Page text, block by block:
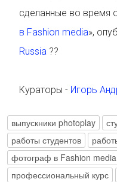
сделанные во время
в Fashion media»,
Russia ??
Кураторы - Игорь
выпускники photoplay
работы студентов
фотограф в Fashion media
профессиональный курс